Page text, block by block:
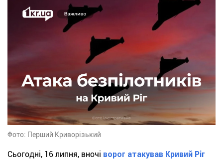
Фото: Перший Криворізький
Сьогодні, 16 липня, вночі ворог атакував Кривий Ріг